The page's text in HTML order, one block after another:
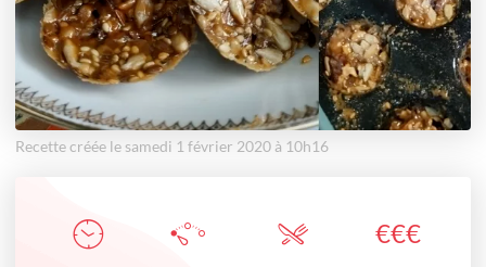
Recette créée le samedi 1 février 2020 à 10h16
€€€